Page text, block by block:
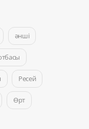
әнші
Ресей
Өрт